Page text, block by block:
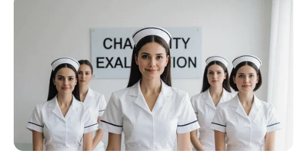
habisnya. Bukan sekadar lembaran kain tradisional, tapi di
dalamnya juga terdapat cerminan kekayaan budaya bangsa. Setiap
daerah penghasil batik di Indonesia memiliki ciri khas tersendiri.
Dengan beragamnya budaya daerah di Indonesia, motif batik pun
menjadi banyak macamnya. Tidak hanya tentang budaya lokal ,
tapi ada juga motif batik yang merupakan perpaduan dua budaya
seperti batik Lasem.